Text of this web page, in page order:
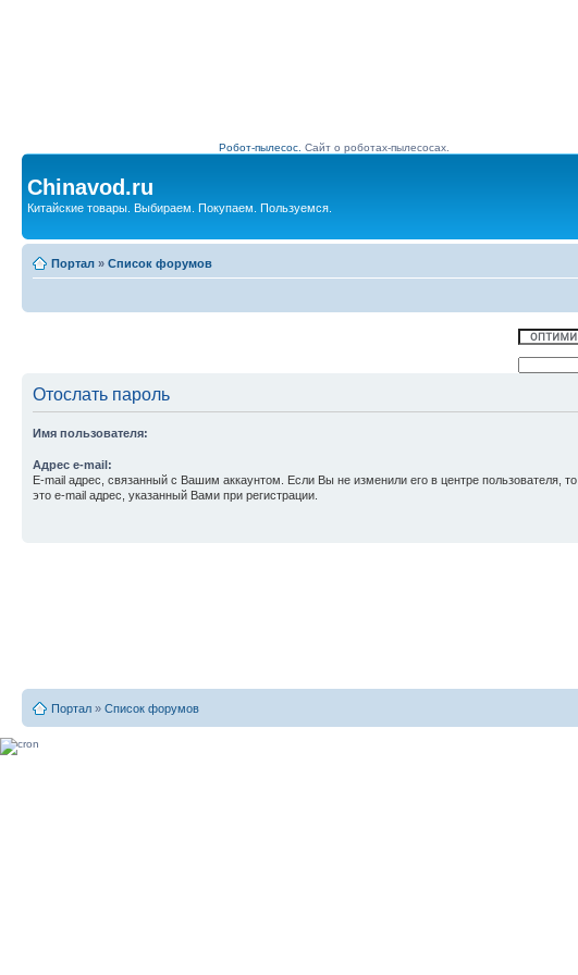
Робот-пылесос. Сайт о роботах-пылесосах.
Chinavod.ru
Китайские товары. Выбираем. Покупаем. Пользуемся.
Портал » Список форумов
Отослать пароль
Имя пользователя:
Адрес e-mail:
E-mail адрес, связанный с Вашим аккаунтом. Если Вы не изменили его в центре пользователя, то
это e-mail адрес, указанный Вами при регистрации.
Портал » Список форумов